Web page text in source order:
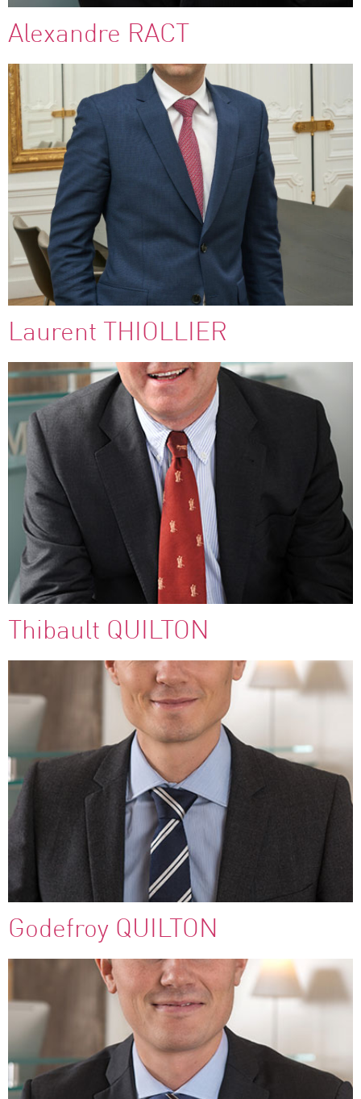
Alexandre RACT
Laurent THIOLLIER
Thibault QUILTON
Godefroy QUILTON